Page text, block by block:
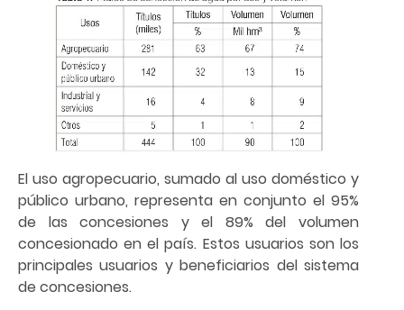
El uso agropecuario, sumado al uso doméstico y
público urbano, representa en conjunto el 95%
de las concesiones y el 89% del volumen
concesionado en el país. Estos usuarios son los
principales usuarios y beneficiarios del sistema
de concesiones.